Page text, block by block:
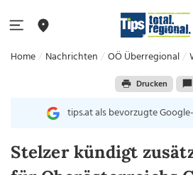
Home Nachrichten OÖ Überregional
Drucken
tips.at als bevorzugte
Stelzer kündigt